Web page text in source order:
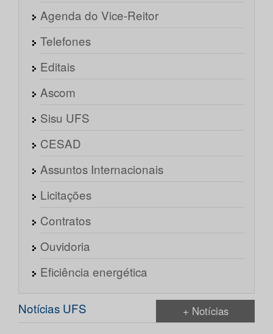
Agenda do Vice-Reitor
Telefones
Editais
Ascom
Sisu UFS
CESAD
Assuntos Internacionais
Licitações
Contratos
Ouvidoria
Eficiência energética
Notícias UFS + Notícias